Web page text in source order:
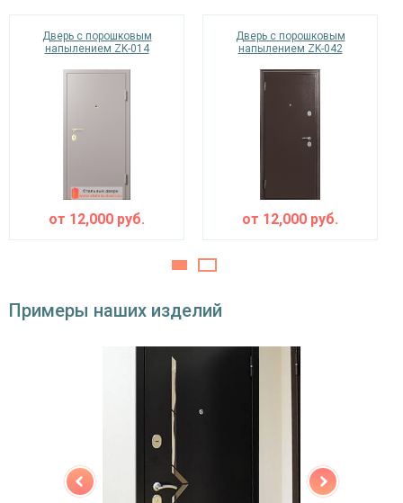
Звуко- и
теплоизоляция
двойной контур уплотнения,
Особенности модели
открывания
180°
Дверь с порошковым
напылением ZK-014
от 12,000 руб.
Дверь с порошковым
напылением ZK-042
от 12,000 руб.
Примеры наших изделий